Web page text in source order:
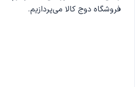
فروشگاه دوج کالا می‌پردازیم.